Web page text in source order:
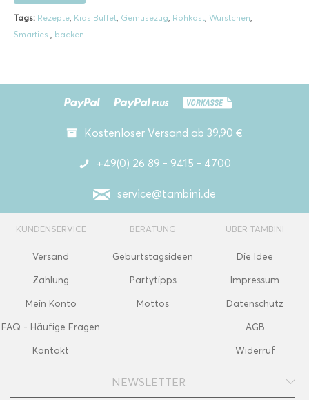
Tags: Rezepte, Kids Buffet, Gemüsezug, Rohkost, Würstchen,
Smarties , backen
Kostenloser Versand ab 39,90 €
+49(0) 26 89 - 9415 - 4700
service@tambini.de
KUNDENSERVICE
Versand
Zahlung
Mein Konto
FAQ - Häufige Fragen
Kontakt
BERATUNG
Geburtstagsideen
Partytipps
Mottos
ÜBER TAMBINI
Die Idee
Impressum
Datenschutz
AGB
Widerruf
NEWSLETTER